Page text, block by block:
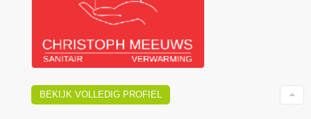
BEKIJK VOLLEDIG PROFIEL